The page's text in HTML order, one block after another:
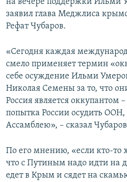
ПРОПАВШИЕ БЕЗ ВЕСТИ
ПОБЕДИТЕЛЕЙ НЕ СУДЯТ?
УКРАИНСКАЯ ПРОБЛЕМА КРЫМА
ПРИСОЕДИНЯЙТЕСЬ!
Все сайты RFE/RL
заявил глава Меджлиса
Рефат Чубаров.
«Сегодня каждая
смело применяет термин
себе осуждение Ильми
Николая Семены за то, что
Россия является оккупантом
попытка России осудить
Ассамблею», – сказал
По его мнению, «если кто-то
что с Путиным надо идти на
едет в Крым и сядет на